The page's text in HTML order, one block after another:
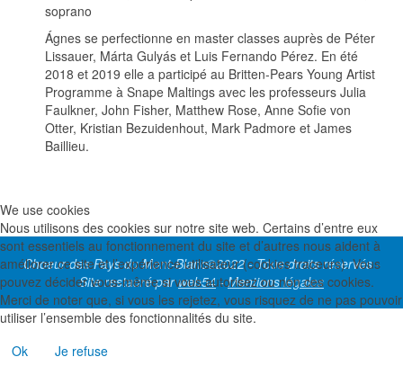
soprano
Ágnes se perfectionne en master classes auprès de Péter
Lissauer, Márta Gulyás et Luis Fernando Pérez. En été
2018 et 2019 elle a participé au Britten-Pears Young Artist
Programme à Snape Maltings avec les professeurs Julia
Faulkner, John Fisher, Matthew Rose, Anne Sofie von
Otter, Kristian Bezuidenhout, Mark Padmore et James
Baillieu.
Choeur des Pays du Mont-Blanc©2022 - Tous droits réservés -
Site restauré parweb54-Mentions légales
We use cookies
Nous utilisons des cookies sur notre site web. Certains d’entre eux
sont essentiels au fonctionnement du site et d’autres nous aident à
améliorer ce site et l’expérience utilisateur (cookies traceurs). Vous
pouvez décider vous-même si vous autorisez ou non ces cookies.
Merci de noter que, si vous les rejetez, vous risquez de ne pas pouvoir
utiliser l’ensemble des fonctionnalités du site.
Ok
Je refuse